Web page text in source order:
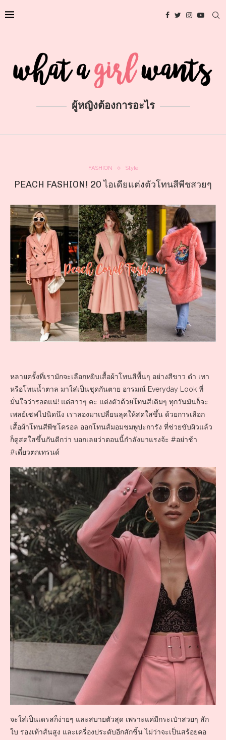
ผู้หญิงต้องการอะไร
FASHION Style
PEACH FASHION! 20 ไอเดียแต่งตัวโทนสีพีชสวยๆ
หลายครั้งที่เรามักจะเลือกหยิบเสื้อผ้าโทนสีพื้นๆ อย่างสีขาว ดำ เทา
หรือโทนน้ำตาล มาใส่เป็นชุดกันตาย อารมณ์ Everyday Look ที่
มั่นใจว่ารอดแน่! แต่สาวๆ คะ แต่งตัวด้วยโทนสีเดิมๆ ทุกวันมันก็จะ
เพลย์เซฟไปนิดนึง เราลองมาเปลี่ยนลุคให้สดใสขึ้น ด้วยการเลือก
เสื้อผ้าโทนสีพีชโครอล ออกโทนส้มอมชมพูปะการัง ที่ช่วยขับผิวแล้ว
ก็ดูสดใสขึ้นกันดีกว่า บอกเลยว่าตอนนี้กำลังมาแรงจ้ะ #อย่าช้า
#เดี๋ยวตกเทรนด์
จะใส่เป็นเดรสก็ง่ายๆ และสบายตัวสุด เพราะแค่มีกระเป๋าสวยๆ สัก
ใบ รองเท้าส้นสูง และเครื่องประดับอีกสักชิ้น ไม่ว่าจะเป็นสร้อยคอ